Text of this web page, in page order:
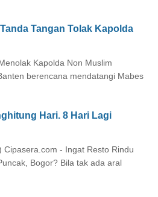
Tangan Tolak Kapolda
Kapolda Non Muslim
berencana mendatangi Mabes
Hari. 8 Hari Lagi
Cipasera.com - Ingat Resto Rindu
Bogor? Bila tak ada aral